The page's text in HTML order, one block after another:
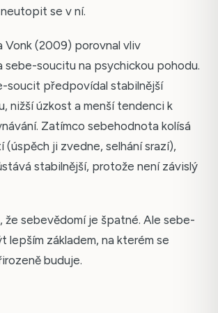
se v ní.
Vonk (2009) porovnal vliv
sebe-soucitu na psychickou pohodu.
soucit předpovídal stabilnější
nižší úzkost a menší tendenci k
Zatímco sebehodnota kolísá
(úspěch ji zvedne, selhání srazí),
stabilnější, protože není závislý
že sebevědomí je špatné. Ale sebe-
lepším základem, na kterém se
buduje.